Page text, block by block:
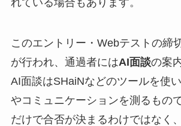
れている場合もあります。
このエントリー・Webテストの締
が行われ、通過者にはAI面談の案
AI面談はSHaiNなどのツールを使
やコミュニケーションを測るもの
だけで合否が決まるわけではなく